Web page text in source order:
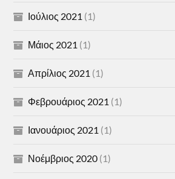
Ιούλιος 2021 (1)
Μάιος 2021 (1)
Απρίλιος 2021 (1)
Φεβρουάριος 2021 (1)
Ιανουάριος 2021 (1)
Νοέμβριος 2020 (1)